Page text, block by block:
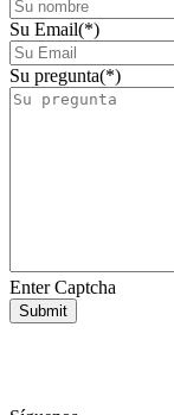
Su Email(*)
Su pregunta(*)
Enter Captcha